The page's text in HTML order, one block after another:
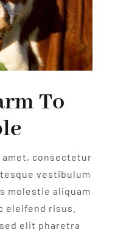
To
consectetur
vestibulum
molestie aliquam
eleifend risus.
elit pharetra